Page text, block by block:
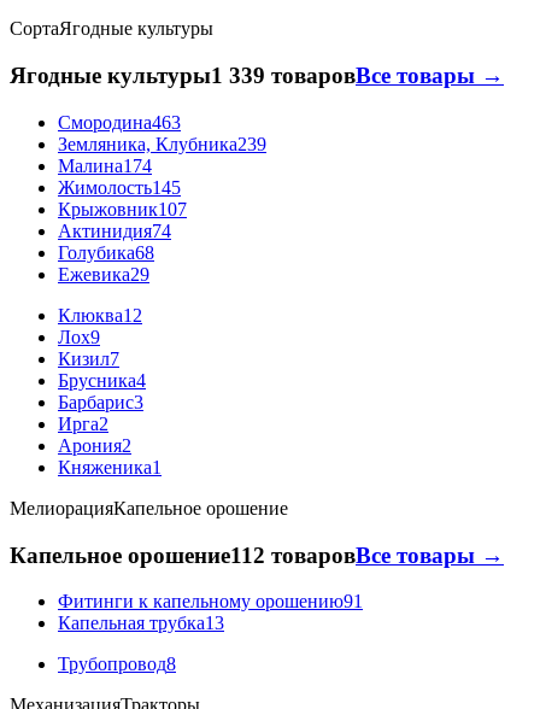
СортаЯгодные культуры
Ягодные культуры1 339 товаровВсе товары →
Смородина463
Земляника, Клубника239
Малина174
Жимолость145
Крыжовник107
Актинидия74
Голубика68
Ежевика29
Клюква12
Лох9
Кизил7
Брусника4
Барбарис3
Ирга2
Арония2
Княженика1
МелиорацияКапельное орошение
Капельное орошение112 товаровВсе товары →
Фитинги к капельному орошению91
Капельная трубка13
Трубопровод8